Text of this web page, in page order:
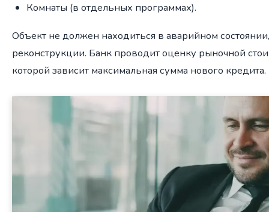
Комнаты (в отдельных программах).
Объект не должен находиться в аварийном
реконструкции. Банк проводит оценку рыночной
которой зависит максимальная сумма нового кредита.